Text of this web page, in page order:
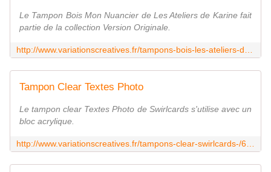
Le Tampon Bois Mon Nuancier de Les Ateliers de Karine fait
partie de la collection Version Originale.
Tampon Clear Textes Photo
Le tampon clear Textes Photo de Swirlcards s'utilise avec un
bloc acrylique.